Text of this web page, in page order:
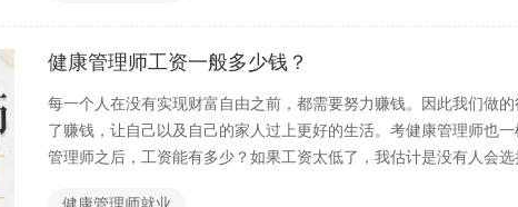
健康管理师工资一般多少钱？
每一个人在没有实现财富自由之前，都需要努力赚钱。因此我们做
了赚钱，让自己以及自己的家人过上更好的生活。考健康管理师也
管理师之后，工资能有多少？如果工资太低了，我估计是没有人会